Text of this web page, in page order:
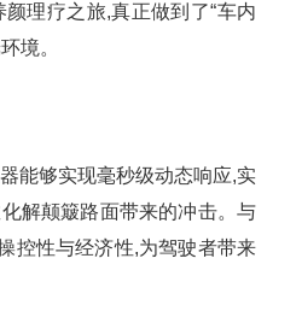
理疗之旅,真正做到了“车内
境。
能够实现毫秒级动态响应,实
解颠簸路面带来的冲击。与
控性与经济性,为驾驶者带来